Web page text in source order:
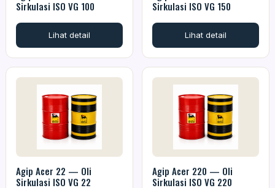
Sirkulasi ISO VG 100
Lihat detail
Sirkulasi ISO VG 150
Lihat detail
Agip Acer 22 — Oli
Sirkulasi ISO VG 22
Agip Acer 220 — Oli
Sirkulasi ISO VG 220